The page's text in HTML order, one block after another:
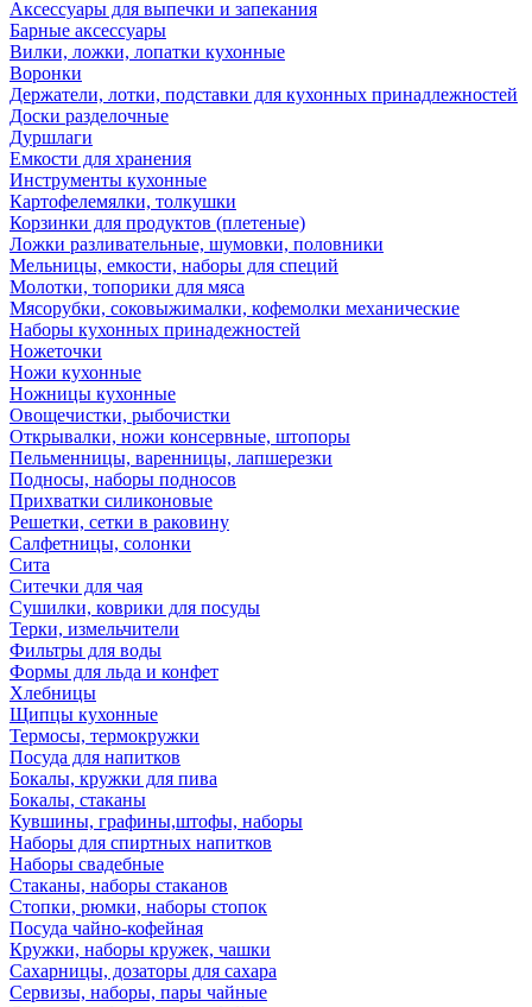
Аксессуары для выпечки и запекания
Барные аксессуары
Вилки, ложки, лопатки кухонные
Воронки
Держатели, лотки, подставки для кухонных принадлежностей
Доски разделочные
Дуршлаги
Емкости для хранения
Инструменты кухонные
Картофелемялки, толкушки
Корзинки для продуктов (плетеные)
Ложки разливательные, шумовки, половники
Мельницы, емкости, наборы для специй
Молотки, топорики для мяса
Мясорубки, соковыжималки, кофемолки механические
Наборы кухонных принадежностей
Ножеточки
Ножи кухонные
Ножницы кухонные
Овощечистки, рыбочистки
Открывалки, ножи консервные, штопоры
Пельменницы, варенницы, лапшерезки
Подносы, наборы подносов
Прихватки силиконовые
Решетки, сетки в раковину
Салфетницы, солонки
Сита
Ситечки для чая
Сушилки, коврики для посуды
Терки, измельчители
Фильтры для воды
Формы для льда и конфет
Хлебницы
Щипцы кухонные
Термосы, термокружки
Посуда для напитков
Бокалы, кружки для пива
Бокалы, стаканы
Кувшины, графины,штофы, наборы
Наборы для спиртных напитков
Наборы свадебные
Стаканы, наборы стаканов
Стопки, рюмки, наборы стопок
Посуда чайно-кофейная
Кружки, наборы кружек, чашки
Сахарницы, дозаторы для сахара
Сервизы, наборы, пары чайные